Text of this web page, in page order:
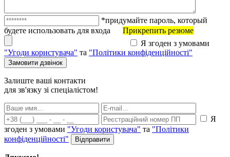
*придумайте пароль, который
будете использовать для входа
Прикрепить резюме
Я згоден з умовами
"Угоди користувача" та "Політики конфіденційності"
Залиште ваші контакти
для зв'язку зі спеціалістом!
Я
згоден з умовами "Угоди користувача" та "Політики
конфіденційності"